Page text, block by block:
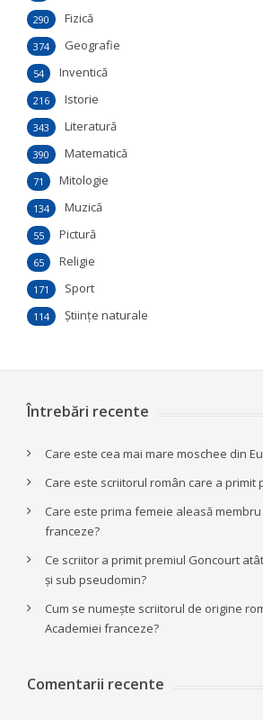
Fizică
290
Geografie
374
Inventică
54
Istorie
216
Literatură
343
Matematică
390
Mitologie
71
Muzică
134
Pictură
55
Religie
65
Sport
171
Ştiinţe naturale
114
Întrebări recente
Care este cea mai mare moschee din
Care este scriitorul român care a primit
Care este prima femeie aleasă
franceze?
Ce scriitor a primit premiul Goncourt
și sub pseudomin?
Cum se numește scriitorul de origine
Academiei franceze?
Comentarii recente